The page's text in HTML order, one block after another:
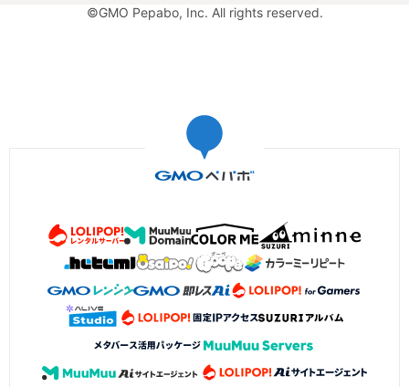
©GMO Pepabo, Inc. All rights reserved.